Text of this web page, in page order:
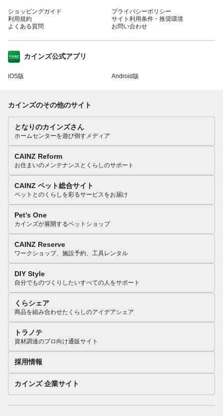
ショッピングガイド
利用規約
よくある質問
プライバシーポリシー
サイト利用条件・推奨環境
お問い合わせ
カインズ公式アプリ
iOS版 Android版
カインズのその他のサイト
となりのカインズさん
ホームセンターを遊び倒すメディア
CAINZ Reform
お住まいのメンテナンスとくらしのサポート
CAINZ ペット総合サイト
ペットとのくらしを彩るサービスをお届け
Pet’s One
カインズが展開するペットショップ
CAINZ Reserve
ワークショップ、施設予約、工具レンタル
DIY Style
自分でものづくりしたいすべての人をサポート
くらシェア
商品を組み合わせたくらしのアイデアシェア
トラノテ
資材調達のプロ向け通販サイト
採用情報
カインズ 企業サイト